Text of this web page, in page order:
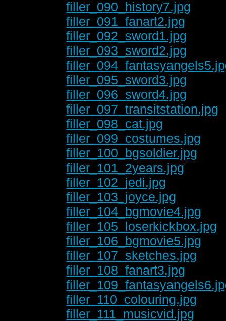
filler_090_history7.jpg
filler_091_fanart2.jpg
filler_092_sword1.jpg
filler_093_sword2.jpg
filler_095_sword3.jpg
filler_096_sword4.jpg
filler_097_transitstation.jpg
filler_098_cat.jpg
filler_099_costumes.jpg
filler_100_bgsoldier.jpg
filler_101_2years.jpg
filler_102_jedi.jpg
filler_103_joyce.jpg
filler_104_bgmovie4.jpg
filler_105_loserkickbox.jpg
filler_106_bgmovie5.jpg
filler_107_sketches.jpg
filler_108_fanart3.jpg
filler_110_colouring.jpg
filler_111_musicvid.jpg